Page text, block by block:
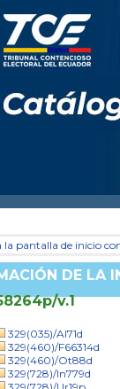
la pantalla de inicio
DE LA
v.1
329(035)/Al71d
329(460)/F66314d
329(460)/Ot88d
329(728)/In779d